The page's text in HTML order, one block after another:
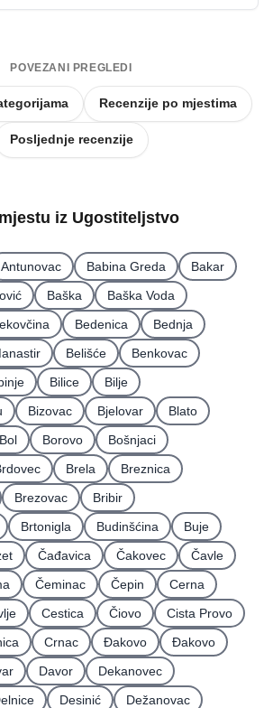
POVEZANI PREGLEDI
Recenzije po mjestima
Posljednje recenzije
iz Ugostiteljstvo
Antunovac Babina Greda
Bakar
Baška
Baška Voda
Bedenica
Bednja
Belišće
Benkovac
Bilice
Bilje
Bizovac Bjelovar
Blato
Bol Borovo
Bošnjaci
Brela
Breznica
Brezovac
Bribir
Brtonigla Budinšćina
Buje
Čađavica Čakovec
Čavle
Čeminac Čepin
Cerna
Cestica Čiovo
Cista Provo
Crnac Đakovo
Ðakovo
Davor
Dekanovec
Desinić
Dežanovac